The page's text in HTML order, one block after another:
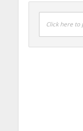
Click here to